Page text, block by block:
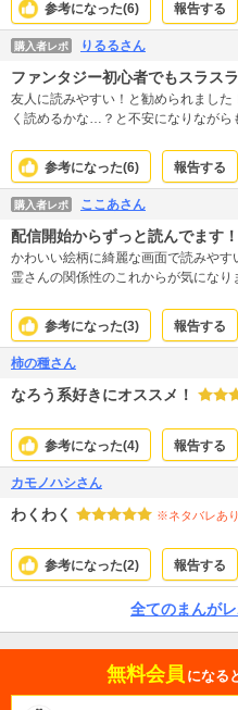
参考になった(6) 報告する
購入者レポ りるるさん
ファンタジー初心者でもスラス
友人に読みやすい！と勧められまし
く読めるかな…？と不安になりなが
し、絵も可愛いし、キャラも魅力的
まで敬遠していたのでこれを機にジャ
ございます。
参考になった(6) 報告する
購入者レポ ここあさん
配信開始からずっと読んでます！
かわいい絵柄に綺麗な画面で読みや
霊さんの関係性のこれからが気にな
主人公が魅力的で大好きです。今後
参考になった(3) 報告する
柿の種さん
なろう系好きにオススメ！
参考になった(4) 報告する
カモノハシさん
わくわく ※ネタバレあり
参考になった(2) 報告する
全てのまんが
無料会員 になる